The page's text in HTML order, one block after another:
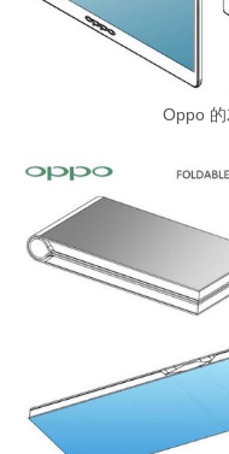
Oppo 的